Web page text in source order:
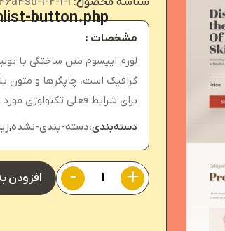
button.php
مشخصات :
لورم ایپسوم متن ساختگی با
گرافیک است، چاپگرها و متون
برای شرایط فعلی تکنولوژی مورد
دسته‌بندی:دسته-بندی-نشده,
+
- افزودن